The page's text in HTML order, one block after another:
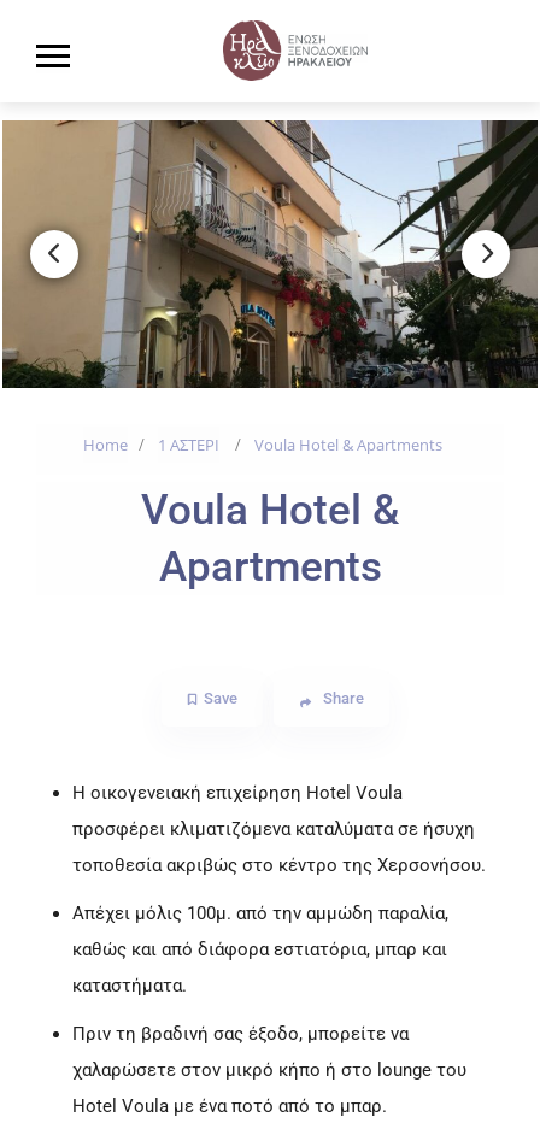
Home 1 ΑΣΤΕΡΙ Voula Hotel & Apartments
Voula Hotel &
Apartments
Save Share
Η οικογενειακή επιχείρηση Hotel Voula
προσφέρει κλιματιζόμενα καταλύματα σε ήσυχη
τοποθεσία ακριβώς στο κέντρο της Χερσονήσου.
Απέχει μόλις 100μ. από την αμμώδη παραλία,
καθώς και από διάφορα εστιατόρια, μπαρ και
καταστήματα.
Πριν τη βραδινή σας έξοδο, μπορείτε να
χαλαρώσετε στον μικρό κήπο ή στο lounge του
Hotel Voula με ένα ποτό από το μπαρ.